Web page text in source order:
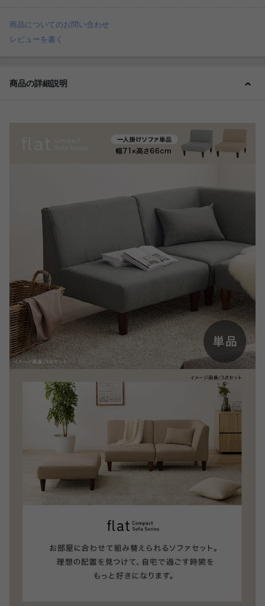
商品についてのお問い合わせ
レビューを書く
商品の詳細説明